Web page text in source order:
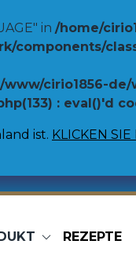
in /home/
www/cirio1856-
: eval()'d
ist. KLICKEN SIE
REZEPTE